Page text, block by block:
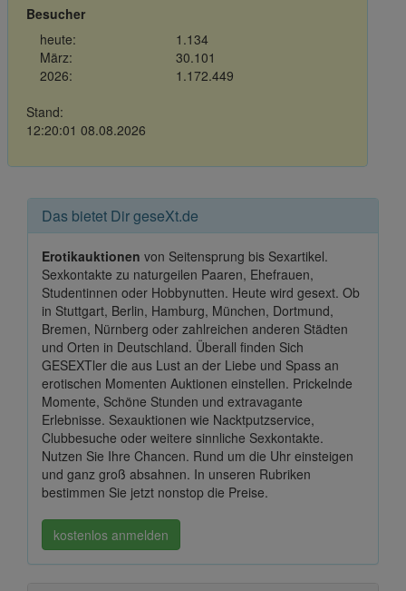
Besucher
heute:
1.134
März:
30.101
2026:
1.172.449
Stand:
12:20:01 08.08.2026
Das bietet Dir geseXt.de
Erotikauktionen von Seitensprung bis Sexartikel.
Sexkontakte zu naturgeilen Paaren, Ehefrauen,
Studentinnen oder Hobbynutten. Heute wird gesext. Ob
in Stuttgart, Berlin, Hamburg, München, Dortmund,
Bremen, Nürnberg oder zahlreichen anderen Städten
und Orten in Deutschland. Überall finden Sich
GESEXTler die aus Lust an der Liebe und Spass an
erotischen Momenten Auktionen einstellen. Prickelnde
Momente, Schöne Stunden und extravagante
Erlebnisse. Sexauktionen wie Nacktputzservice,
Clubbesuche oder weitere sinnliche Sexkontakte.
Nutzen Sie Ihre Chancen. Rund um die Uhr einsteigen
und ganz groß absahnen. In unseren Rubriken
bestimmen Sie jetzt nonstop die Preise.
kostenlos anmelden